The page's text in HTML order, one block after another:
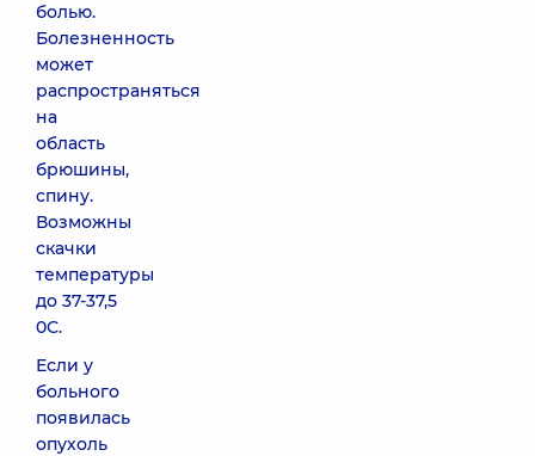
болью.
Болезненность
может
распространяться
на
область
брюшины,
спину.
Возможны
скачки
температуры
до 37-37,5
0С.
Если у
больного
появилась
опухоль